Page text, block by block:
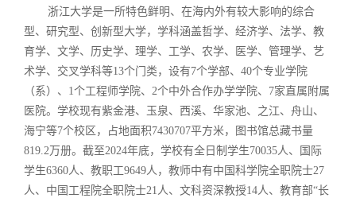
浙江大学是一所特色鲜明、在海内外有较大影响的综合
型、研究型、创新型大学，学科涵盖哲学、经济学、法学、教
育学、文学、历史学、理学、工学、农学、医学、管理学、艺
术学、交叉学科等13个门类，设有7个学部、40个专业学院
（系）、1个工程师学院、2个中外合作办学学院、7家直属附属
医院。学校现有紫金港、玉泉、西溪、华家池、之江、舟山、
海宁等7个校区，占地面积7430707平方米，图书馆总藏书量
819.2万册。截至2024年底，学校有全日制学生70035人、国际
学生6360人、教职工9649人，教师中有中国科学院全职院士27
人、中国工程院全职院士21人、文科资深教授14人、教育部“长